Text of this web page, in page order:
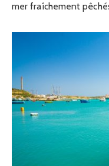
mer fraîchement